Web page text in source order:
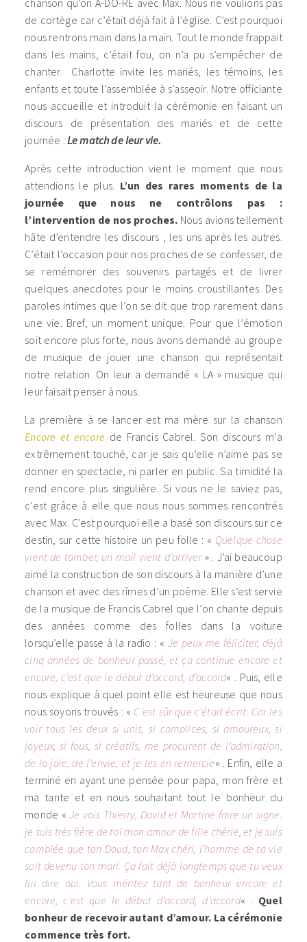
de cortège car c’était déjà fait à l’église. C’est pourquoi
nous rentrons main dans la main. Tout le monde frappait
dans les mains, c’était fou, on n’a pu s’empêcher de
chanter. Charlotte invite les mariés, les témoins, les
enfants et toute l’assemblée à s’asseoir. Notre officiante
nous accueille et introduit la cérémonie en faisant un
discours de présentation des mariés et de cette
journée : Le match de leur vie.
Après cette introduction vient le moment que nous
attendions le plus. L’un des rares moments de la
journée que nous ne contrôlons pas :
l’intervention de nos proches. Nous avions tellement
hâte d’entendre les discours , les uns après les autres.
C’était l’occasion pour nos proches de se confesser, de
se remémorer des souvenirs partagés et de livrer
quelques anecdotes pour le moins croustillantes. Des
paroles intimes que l’on se dit que trop rarement dans
une vie. Bref, un moment unique. Pour que l’émotion
soit encore plus forte, nous avons demandé au groupe
de musique de jouer une chanson qui représentait
notre relation. On leur a demandé « LA » musique qui
leur faisait penser à nous.
La première à se lancer est ma mère sur la chanson
Encore et encore de Francis Cabrel. Son discours m’a
extrêmement touché, car je sais qu’elle n’aime pas se
donner en spectacle, ni parler en public. Sa timidité la
rend encore plus singulière. Si vous ne le saviez pas,
c’est grâce à elle que nous nous sommes rencontrés
avec Max. C’est pourquoi elle a basé son discours sur ce
destin, sur cette histoire un peu folle : « Quelque chose
vient de tomber, un mail vient d’arriver» . J’ai beaucoup
aimé la construction de son discours à la manière d’une
chanson et avec des rîmes d’un poème. Elle s’est servie
de la musique de Francis Cabrel que l’on chante depuis
des années comme des folles dans la voiture
lorsqu’elle passe à la radio : « Je peux me féliciter, déjà
cinq années de bonheur passé, et ça continue encore et
encore, c’est que le début d’accord, d’accord« . Puis, elle
nous explique à quel point elle est heureuse que nous
nous soyons trouvés : « C’est sûr que c’était écrit. Car les
voir tous les deux si unis, si complices, si amoureux, si
joyeux, si fous, si créatifs, me procurent de l’admiration,
de la joie, de l’envie, et je les en remercie« . Enfin, elle a
terminé en ayant une pensée pour papa, mon frère et
ma tante et en nous souhaitant tout le bonheur du
monde «Je vois Thierry, David et Martine faire un signe.
je suis très fière de toi mon amour de fille chérie, et je suis
comblée que ton Doud, ton Max chéri, l’homme de ta vie
soit devenu ton mari. Ça fait déjà longtemps que tu veux
lui dire oui. Vous méritez tant de bonheur encore et
encore, c’est que le début d’accord, d’accord« . Quel
bonheur de recevoir autant d’amour. La cérémonie
commence très fort.